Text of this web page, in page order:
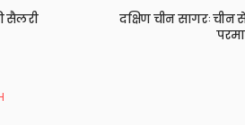
सैलरी
दक्षिण चीन सागरः